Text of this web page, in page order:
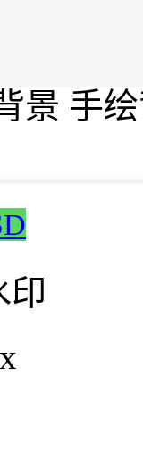
景 手
印